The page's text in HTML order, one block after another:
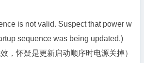
is not valid. Suspect that power w
sequence was being updated.)
，怀疑是更新启动顺序时电源关掉）